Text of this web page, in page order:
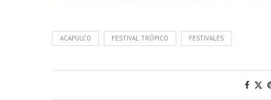
ACAPULCO FESTIVAL TRÓPICO FESTIVALES